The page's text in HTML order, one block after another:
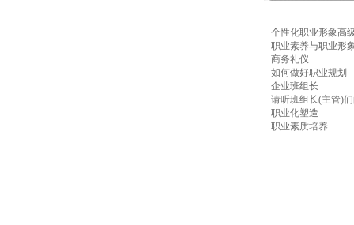
个性化职业形象高
职业素养与职业形
商务礼仪
如何做好职业规划
企业班组长
请听班组长(主管)
职业化塑造
职业素质培养